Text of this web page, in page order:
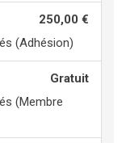
250,00 €
(Adhésion)
Gratuit
(Membre